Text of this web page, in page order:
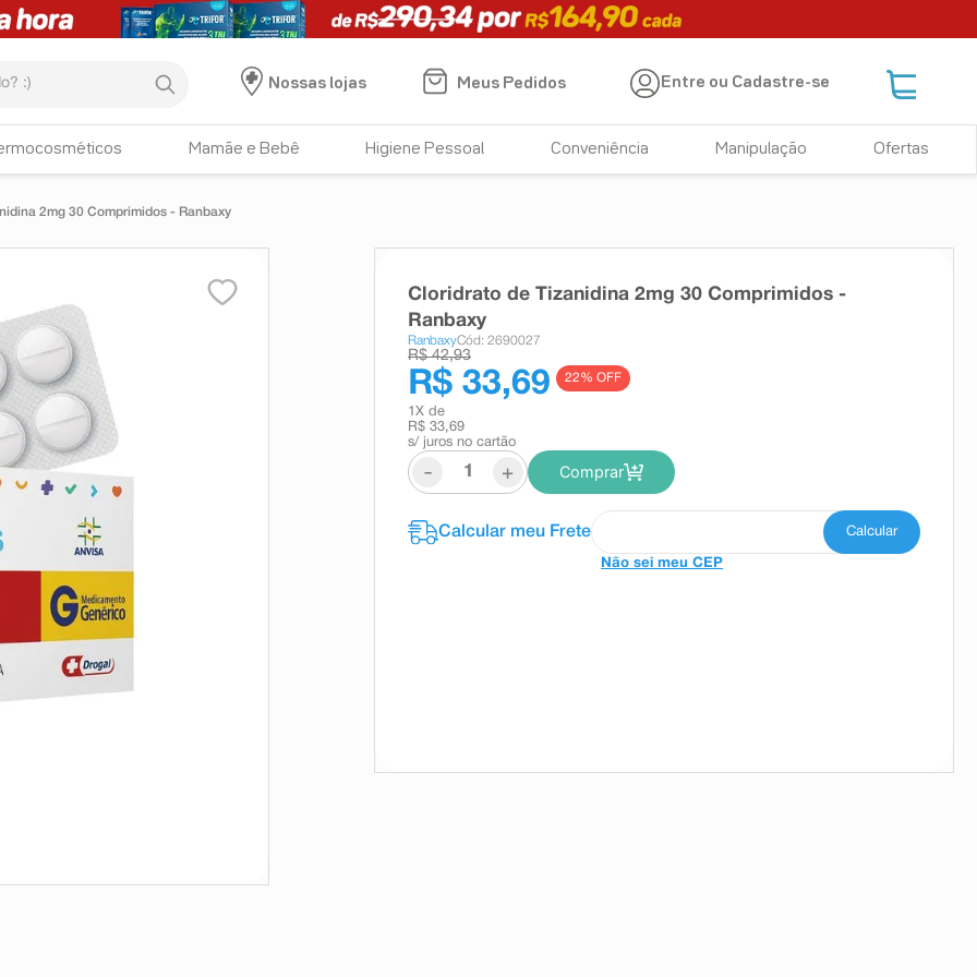
Nossas lojas
Meus Pedidos Entre ou Cadastre-se
Mamãe e Bebê Higiene Pessoal Conveniência Manipulação Ofertas
2mg 30 Comprimidos - Ranbaxy
Cloridrato de Tizanidina 2mg 30 Comprimidos -
Ranbaxy
RanbaxyCód: 2690027
R$ 42,93
R$ 33,69 22% OFF
1 X de
R$ 33,69
s/ juros no cartão
- + Comprar
Não sei meu CEP